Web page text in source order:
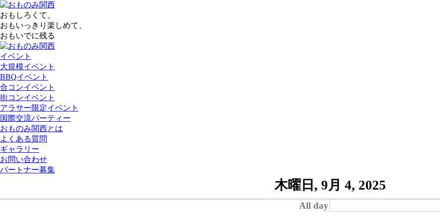
おもしろくて、
おもいっきり楽しめて、
おもいでに残る
イベント
大規模イベント
BBQイベント
合コンイベント
街コンイベント
アラサー限定イベント
国際交流パーティー
おものみ関西とは
よくある質問
ギャラリー
お問い合わせ
パートナー募集
木曜日, 9月 4, 2025
All day